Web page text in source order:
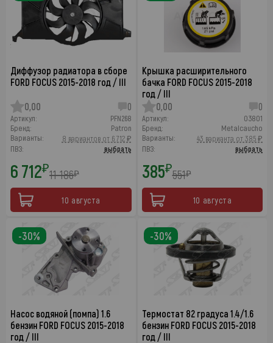
Диффузор радиатора в сборе
FORD FOCUS 2015-2018 год / III
0,00 0
Артикул:
PFN268
Бренд:
Patron
Варианты:
8 вариантов от 6 712 ₽
ПВЗ:
выбрать
6 712₽11 186₽
10 августа
Крышка расширительного
бачка FORD FOCUS 2015-2018
год / III
0,00
0
Артикул:
03801
Бренд:
Metalcaucho
Варианты:
43 варианта от 385 ₽
ПВЗ:
выбрать
385₽551₽
10 августа
Насос водяной (помпа) 1.6
бензин FORD FOCUS 2015-2018
год / III
-30%
Термостат 82 градуса 1.4/1.6
бензин FORD FOCUS 2015-2018
год / III
-30%